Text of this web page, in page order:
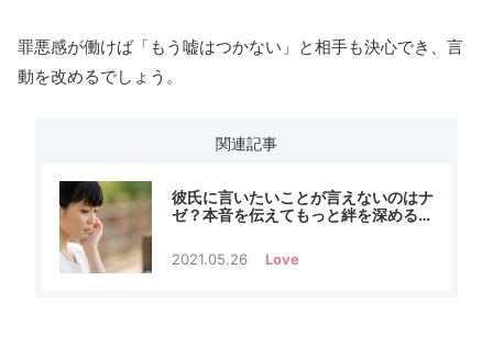
罪悪感が働けば「もう嘘はつかない」と相手も決心でき、言
動を改めるでしょう。
関連記事
彼氏に言いたいことが言えないのはナ
ゼ？本音を伝えてもっと絆を深める方
2021.05.26 Love